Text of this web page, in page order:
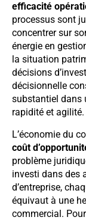
efficacité
processus sont
concentrer sur
énergie en
la situation
décisions
décisionnelle
substantiel dans
rapidité et agilité.
L’économie du
coût
problème
investi dans des
d’entreprise,
équivaut à une
commercial.